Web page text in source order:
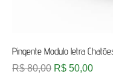
Pingente Modulo letra
R$80,00 R$ 50,00